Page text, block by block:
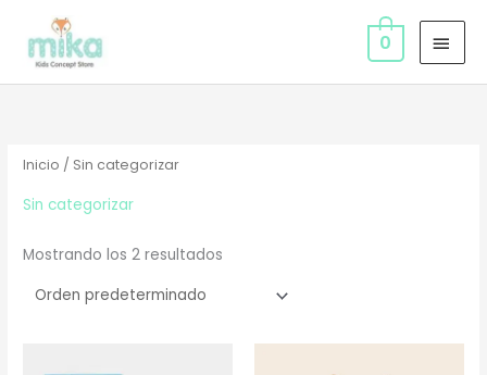
contenido
0
Inicio / Sin categorizar
Sin categorizar
Mostrando los 2 resultados